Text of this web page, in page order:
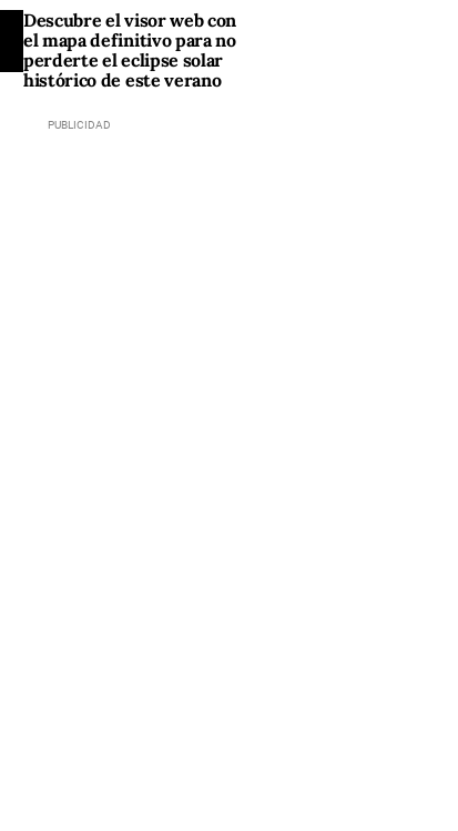
Descubre el visor web con
el mapa definitivo para no
perderte el eclipse solar
histórico de este verano